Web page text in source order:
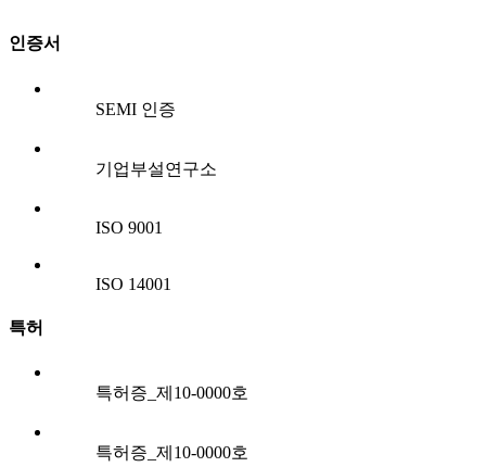
인증서
SEMI 인증
기업부설연구소
ISO 9001
ISO 14001
특허
특허증_제10-0000호
특허증_제10-0000호